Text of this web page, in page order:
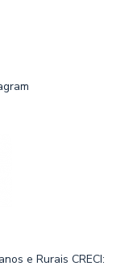
e Rurais CRECI: